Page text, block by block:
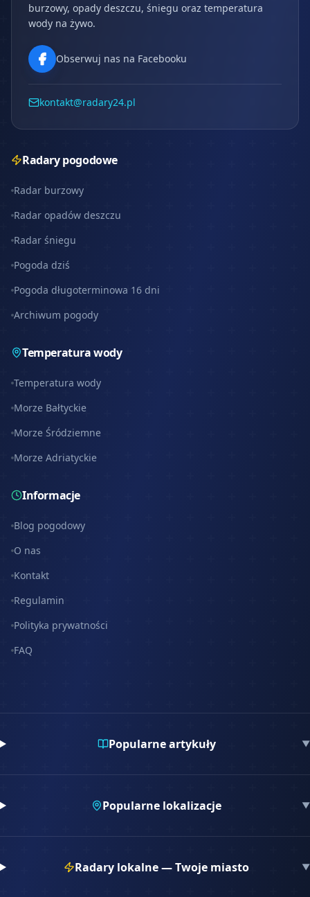
burzowy, opady deszczu, śniegu oraz temperatura
wody na żywo.
Obserwuj nas na Facebooku
kontakt@radary24.pl
Radary pogodowe
Radar burzowy
Radar opadów deszczu
Radar śniegu
Pogoda dziś
Pogoda długoterminowa 16 dni
Archiwum pogody
Temperatura wody
Temperatura wody
Morze Bałtyckie
Morze Śródziemne
Morze Adriatyckie
Informacje
Blog pogodowy
O nas
Kontakt
Regulamin
Polityka prywatności
FAQ
Popularne artykuły ▼
Popularne lokalizacje ▼
Radary lokalne — Twoje miasto ▼